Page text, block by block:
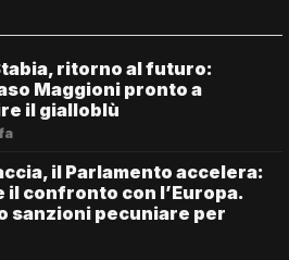
ritorno al futuro:
Maggioni pronto a
il gialloblù
il Parlamento accelera:
il confronto con l’Europa.
sanzioni pecuniare per